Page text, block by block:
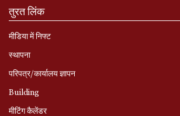
तुरत लिंक
मीडिया में निफ्ट
स्‍थापना
परिपत्र/कार्यालय ज्ञापन
Building
मीटिंग कैलेंडर